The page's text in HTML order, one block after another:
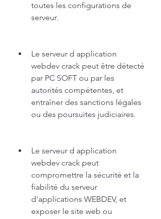
toutes les configurations de
serveur.
Le serveur d application
webdev crack peut être détecté
par PC SOFT ou par les
autorités compétentes, et
entraîner des sanctions légales
ou des poursuites judiciaires.
Le serveur d application
webdev crack peut
compromettre la sécurité et la
fiabilité du serveur
d'applications WEBDEV, et
exposer le site web ou